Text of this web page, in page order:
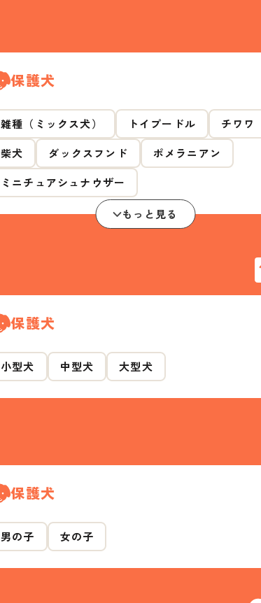
保護犬
雑種（ミックス犬） トイプードル
チワワ
柴犬
ダックスフンド
ポメラニアン
ミニチュアシュナウザー
もっと見る
保護犬
小型犬 中型犬 大型犬
保護犬
男の子 女の子